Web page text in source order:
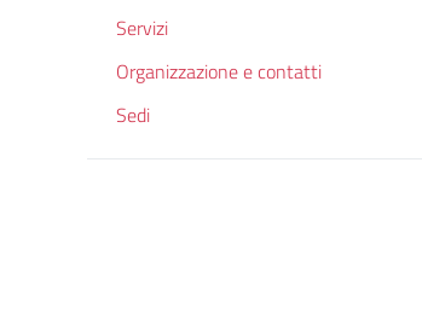
Servizi
Organizzazione e contatti
Sedi